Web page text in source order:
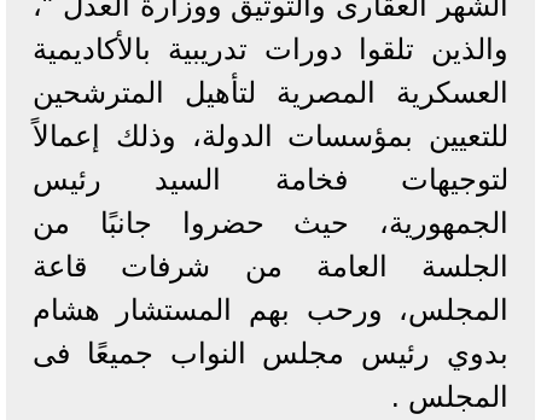
والذين تلقوا دورات تدريبية بالأكاديمية
العسكرية المصرية لتأهيل المترشحين
للتعيين بمؤسسات الدولة، وذلك إعمالاً
لتوجيهات فخامة السيد رئيس
الجمهورية، حيث حضروا جانبًا من
الجلسة العامة من شرفات قاعة
المجلس، ورحب بهم المستشار هشام
بدوي رئيس مجلس النواب جميعًا فى
المجلس .